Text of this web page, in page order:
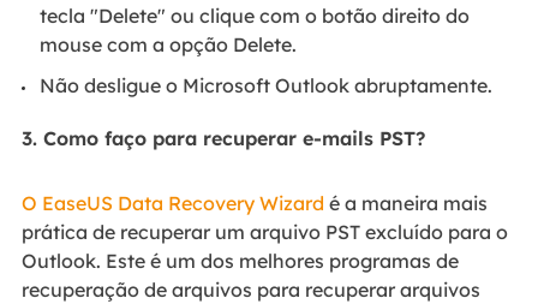
tecla "Delete" ou clique com o botão direito do
mouse com a opção Delete.
Não desligue o Microsoft Outlook abruptamente.
3. Como faço para recuperar e-mails PST?
O EaseUS Data Recovery Wizard é a maneira mais
prática de recuperar um arquivo PST excluído para o
Outlook. Este é um dos melhores programas de
recuperação de arquivos para recuperar arquivos